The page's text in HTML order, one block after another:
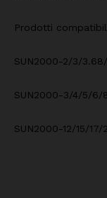
Prodotti
SUN2000-2/3/
SUN2000-3/4/5/6/
SUN2000-12/15/